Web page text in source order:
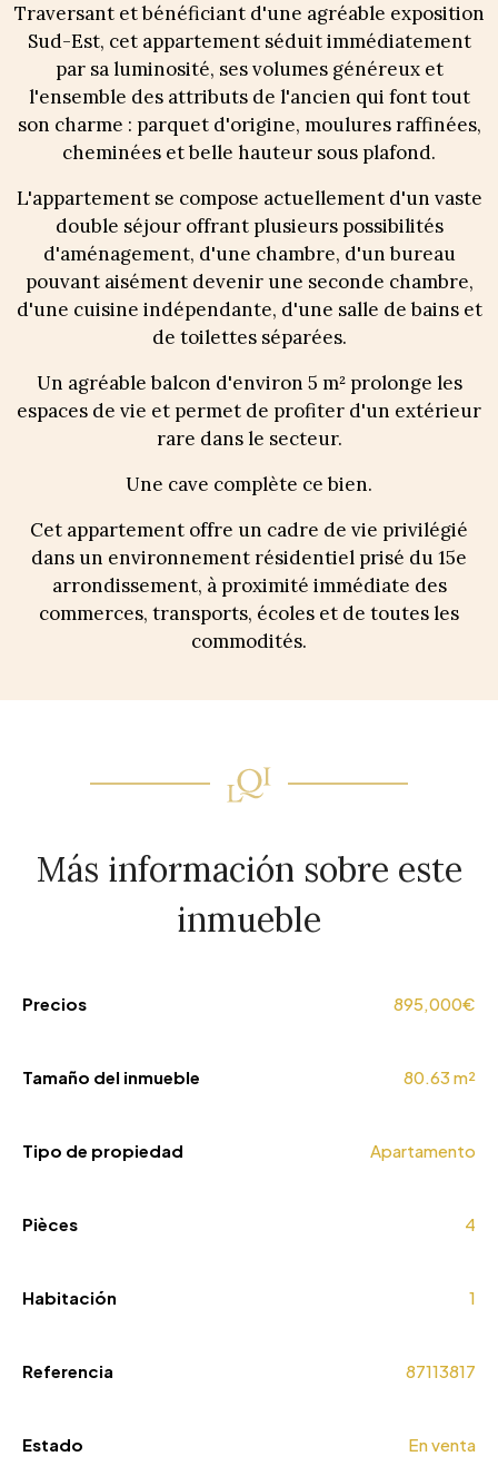
Traversant et bénéficiant d'une agréable exposition
Sud-Est, cet appartement séduit immédiatement
par sa luminosité, ses volumes généreux et
l'ensemble des attributs de l'ancien qui font tout
son charme : parquet d'origine, moulures raffinées,
cheminées et belle hauteur sous plafond.
L'appartement se compose actuellement d'un vaste
double séjour offrant plusieurs possibilités
d'aménagement, d'une chambre, d'un bureau
pouvant aisément devenir une seconde chambre,
d'une cuisine indépendante, d'une salle de bains et
de toilettes séparées.
Un agréable balcon d'environ 5 m² prolonge les
espaces de vie et permet de profiter d'un extérieur
rare dans le secteur.
Une cave complète ce bien.
Cet appartement offre un cadre de vie privilégié
dans un environnement résidentiel prisé du 15e
arrondissement, à proximité immédiate des
commerces, transports, écoles et de toutes les
commodités.
Más información sobre este
inmueble
Precios 895,000€
Tamaño del inmueble 80.63 m²
Tipo de propiedad Apartamento
Pièces 4
Habitación 1
Referencia 87113817
Estado En venta